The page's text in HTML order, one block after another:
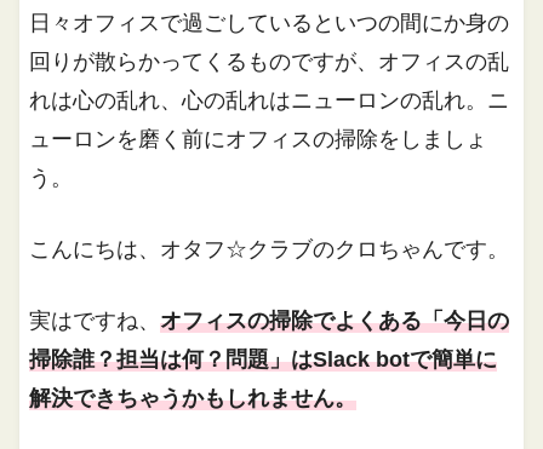
日々オフィスで過ごしているといつの間にか身の
回りが散らかってくるものですが、オフィスの乱
れは心の乱れ、心の乱れはニューロンの乱れ。ニ
ューロンを磨く前にオフィスの掃除をしましょ
う。
こんにちは、オタフ☆クラブのクロちゃんです。
実はですね、オフィスの掃除でよくある「今日の
掃除誰？担当は何？問題」はSlack botで簡単に
解決できちゃうかもしれません。